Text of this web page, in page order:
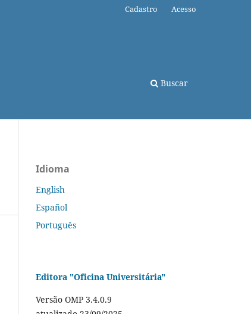
Buscar
Cadastro Acesso
Idioma
English
Español
Português
Editora "Oficina Universitária"
Versão OMP 3.4.0.9